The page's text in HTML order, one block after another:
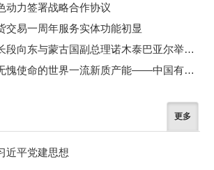
动力签署战略合作协议
交易一周年服务实体功能初显
中铝集团董事长段向东与蒙古国副总理诺木泰巴亚尔举行会谈
锻造无愧时代无愧使命的世界一流新质产能——中国有色金属工业的战略应对与破局之道（二）
更多
近平党建思想